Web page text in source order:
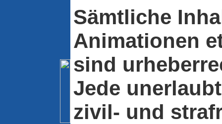
Sämtliche
Animationen
sind
Jede
zivil- und